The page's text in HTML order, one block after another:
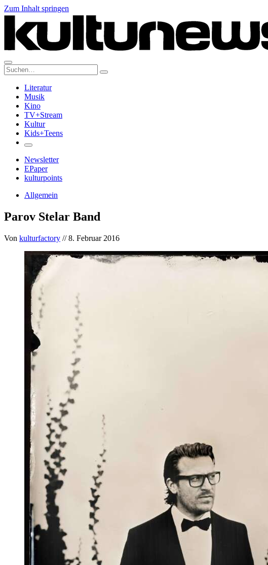
Zum Inhalt springen
Suche:
Literatur
Musik
Kino
TV+Stream
Kultur
Kids+Teens
Newsletter
EPaper
kulturpoints
Allgemein
Parov Stelar Band
Von kulturfactory // 8. Februar 2016